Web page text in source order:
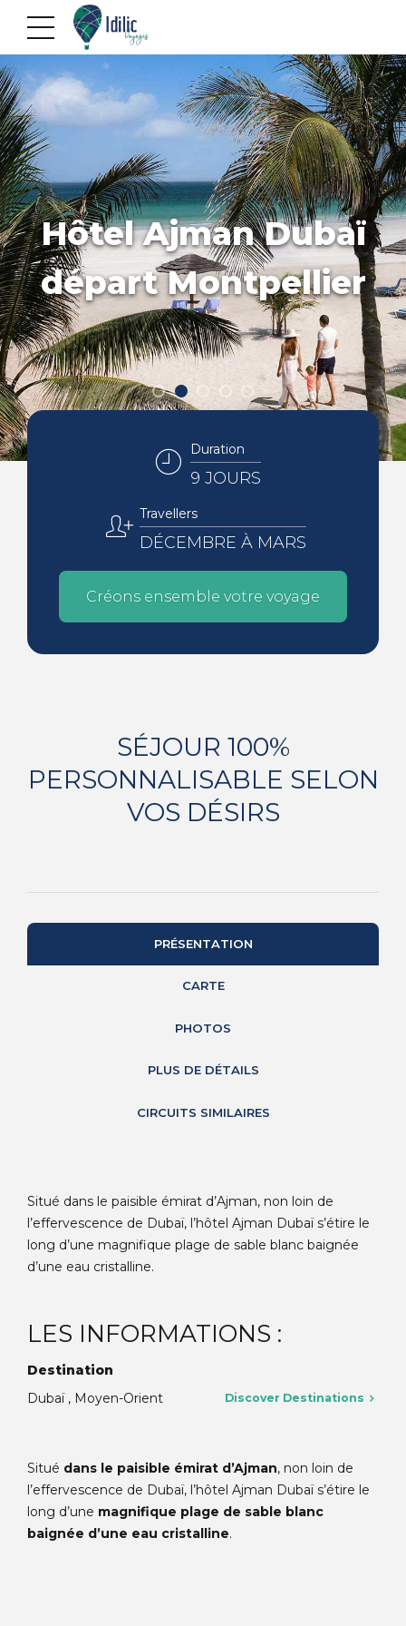
Hôtel Ajman Dubaï
départ Montpellier
Duration
9 JOURS
Travellers
DÉCEMBRE À MARS
Créons ensemble votre voyage
SÉJOUR 100%
PERSONNALISABLE SELON
VOS DÉSIRS
PRÉSENTATION
CARTE
PHOTOS
PLUS DE DÉTAILS
CIRCUITS SIMILAIRES
Situé dans le paisible émirat d’Ajman, non loin de
l’effervescence de Dubaï, l’hôtel Ajman Dubaï s’étire le
long d’une magnifique plage de sable blanc baignée
d’une eau cristalline.
LES INFORMATIONS :
Destination
Dubaï , Moyen-Orient
Discover Destinations
Situé dans le paisible émirat d’Ajman, non loin de
l’effervescence de Dubaï, l’hôtel Ajman Dubaï s’étire le
long d’une magnifique plage de sable blanc
baignée d’une eau cristalline.